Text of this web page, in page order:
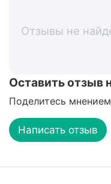
Отзывы не
Оставить отзыв
Поделитесь
Написать отзыв